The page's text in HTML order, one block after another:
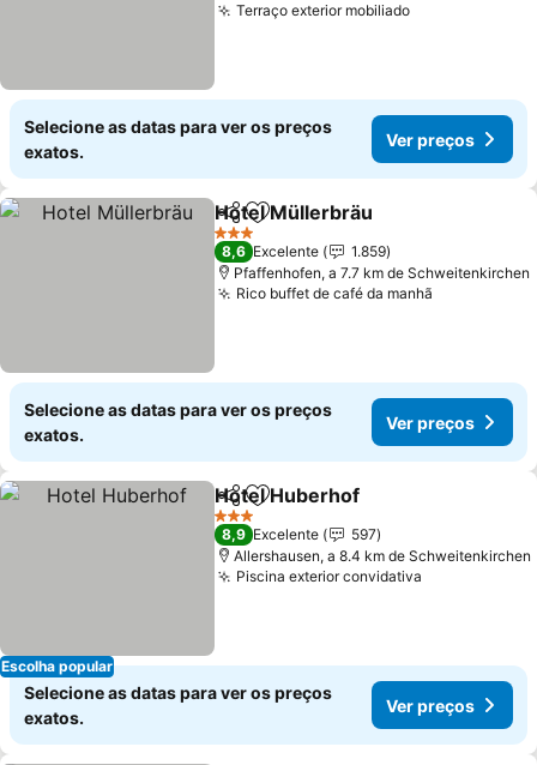
Terraço exterior mobiliado
Selecione as datas para ver os preços
exatos.
Ver preços
PartilharAdicionar aos favoritos
Hotel Müllerbräu
3 Estrelas
8,6 Excelente
1.859
Pfaffenhofen, a 7.7 km de Schweitenkirchen
Rico buffet de café da manhã
Selecione as datas para ver os preços
exatos.
Ver preços
Escolha popular
PartilharAdicionar aos favoritos
Hotel Huberhof
3 Estrelas
8,9 Excelente
597
Allershausen, a 8.4 km de Schweitenkirchen
Piscina exterior convidativa
Selecione as datas para ver os preços
exatos.
Ver preços